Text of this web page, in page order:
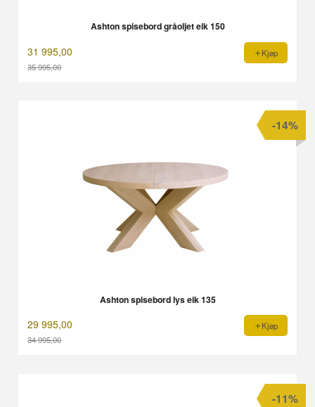
Ashton spisebord gråoljet eik 150
31 995,00
35 995,00
Kjøp
Ashton spisebord lys eik 135
29 995,00
34 995,00
-14%
Kjøp
-11%